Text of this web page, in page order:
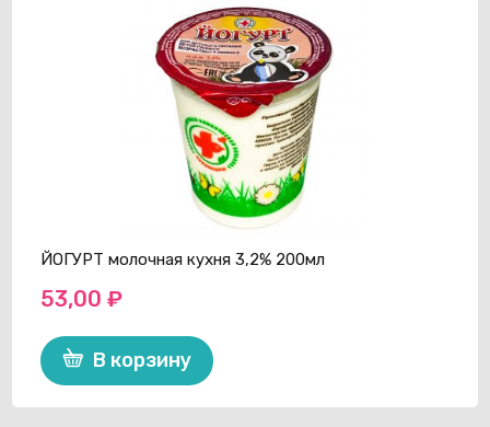
ЙОГУРТ молочная кухня 3,2% 200мл
53,00₽
В корзину